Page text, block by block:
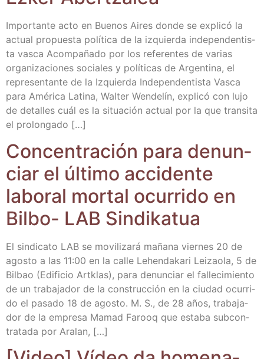
Impor­tan­te acto en Bue­nos Aires don­de se expli­có la
actual pro­pues­ta polí­ti­ca de la izquier­da inde­pen­den­tis­
ta vas­ca Acom­pa­ña­do por los refe­ren­tes de varias
orga­ni­za­cio­nes socia­les y polí­ti­cas de Argen­ti­na, el
repre­sen­tan­te de la Izquier­da Inde­pen­den­tis­ta Vas­ca
para Amé­ri­ca Lati­na, Wal­ter Wen­de­lín, expli­có con lujo
de deta­lles cuál es la situa­ción actual por la que tran­si­ta
el prolongado […]
Con­cen­tra­ción para denun­
ciar el últi­mo acci­den­te
labo­ral mor­tal ocu­rri­do en
Bil­bo- LAB Sindikatua
El sin­di­ca­to LAB se movi­li­za­rá maña­na vier­nes 20 de
agos­to a las 11:00 en la calle Lehen­da­ka­ri Lei­zao­la, 5 de
Bil­bao (Edi­fi­cio Art­klas), para denun­ciar el falle­ci­mien­to
de un tra­ba­ja­dor de la cons­truc­ción en la ciu­dad ocu­rri­
do el pasa­do 18 de agos­to. M. S., de 28 años, tra­ba­ja­
dor de la empre­sa Mamad Farooq que esta­ba sub­con­
tra­ta­da por Aralan, […]